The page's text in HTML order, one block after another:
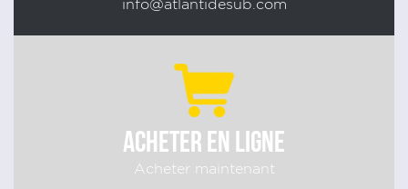
info@atlantidesub.com
ACHETER EN LIGNE
Acheter maintenant